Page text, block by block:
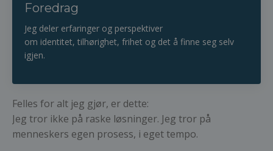
Foredrag
Jeg deler erfaringer og perspektiver
om identitet, tilhørighet, frihet og det å finne seg selv
igjen.
Felles for alt jeg gjør, er dette:
Jeg tror ikke på raske løsninger. Jeg tror på
menneskers egen prosess, i eget tempo.